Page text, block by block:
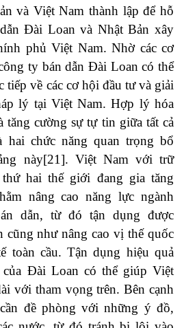
và Việt Nam thành lập để hỗ
Đài Loan và Nhật Bản xây
phủ Việt Nam. Nhờ các cơ
ty bán dẫn Đài Loan có thể
tiếp về các cơ hội đầu tư và giải
lý tại Việt Nam. Hợp lý hóa
tăng cường sự tự tin giữa tất cả
hai chức năng quan trọng bổ
này[21]. Việt Nam với trữ
hai thế giới đang gia tăng
nâng cao năng lực ngành
dẫn, từ đó tận dụng được
cũng như nâng cao vị thế quốc
toàn cầu. Tận dụng hiệu quả
Đài Loan có thể giúp Việt
với tham vọng trên. Bên cạnh
đề phòng với những ý đồ,